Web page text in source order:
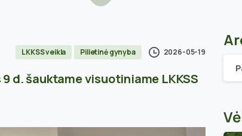
LKKSS veikla Pilietinė gynyba 2026-05-19
d. šauktame visuotiniame LKKSS